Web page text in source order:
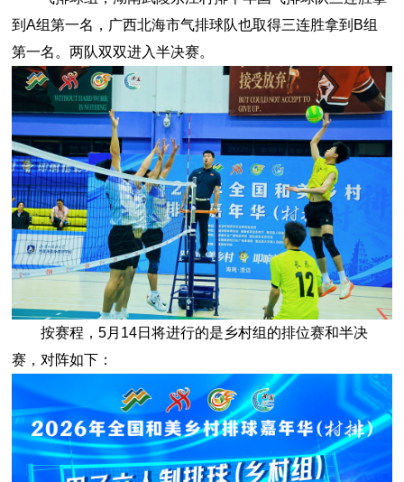
到A组第一名，广西北海市气排球队也取得三连胜拿到B组
第一名。两队双双进入半决赛。
按赛程，5月14日将进行的是乡村组的排位赛和半决
赛，对阵如下：